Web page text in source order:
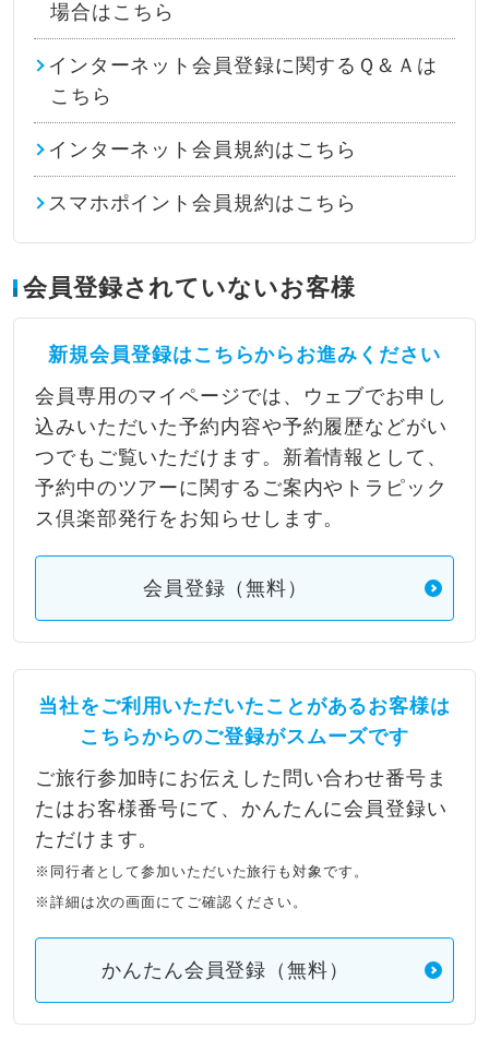
場合はこちら
インターネット会員登録に関するＱ＆Ａは
こちら
インターネット会員規約はこちら
スマホポイント会員規約はこちら
会員登録されていないお客様
新規会員登録はこちらからお進みください
会員専用のマイページでは、ウェブでお申し
込みいただいた予約内容や予約履歴などがい
つでもご覧いただけます。新着情報として、
予約中のツアーに関するご案内やトラピック
ス倶楽部発行をお知らせします。
会員登録（無料）
当社をご利用いただいたことがあるお客様は
こちらからのご登録がスムーズです
ご旅行参加時にお伝えした問い合わせ番号ま
たはお客様番号にて、かんたんに会員登録い
ただけます。
※同行者として参加いただいた旅行も対象です。
※詳細は次の画面にてご確認ください。
かんたん会員登録（無料）